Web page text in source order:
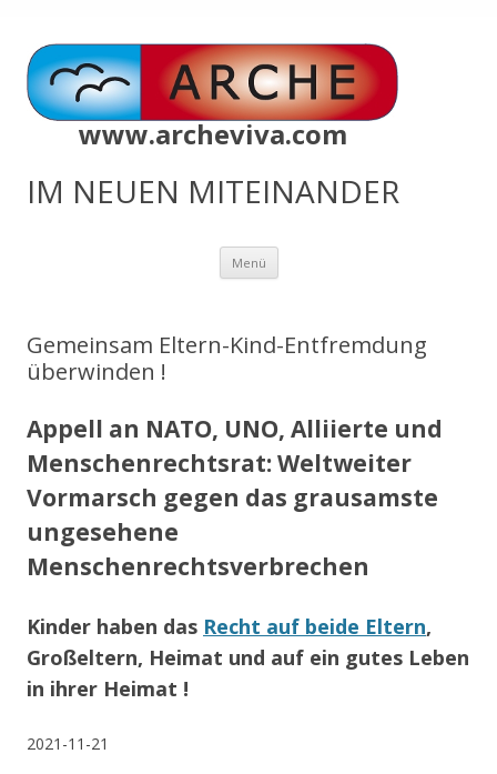
www.archeviva.com
IM NEUEN MITEINANDER
Menü Zum
springen
Gemeinsam Eltern-Kind-Entfremdung
überwinden !
Appell an NATO, UNO, Alliierte und
Menschenrechtsrat: Weltweiter
Vormarsch gegen das grausamste
ungesehene
Menschenrechtsverbrechen
Kinder haben das Recht auf beide Eltern,
Großeltern, Heimat und auf ein gutes Leben
in ihrer Heimat !
2021-11-21